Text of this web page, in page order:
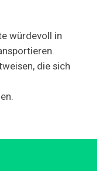
würdevoll in
die sich